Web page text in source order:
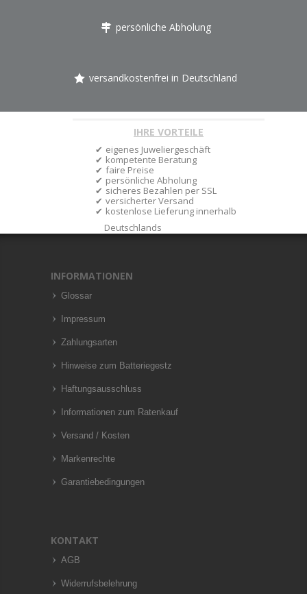
persönliche Abholung
versandkostenfrei in Deutschland
IHRE VORTEILE
eigenes Juweliergeschäft
kompetente Beratung
faire Preise
persönliche Abholung
sicheres Bezahlen per SSL
versicherter Versand
kostenlose Lieferung innerhalb
Deutschlands
INFORMATIONEN
Glossar
Impressum
Zahlungsarten
Hinweise zum Batteriegestz
Haftungsausschluss
Informationen zum Ratenkauf
Versand / Kosten
Markenrechte
Garantiebedingungen
KONTAKT
AGB
Widerrufsbelehrung